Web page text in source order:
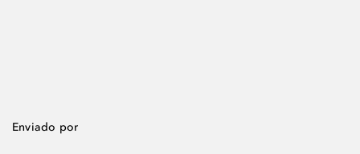
Enviado por